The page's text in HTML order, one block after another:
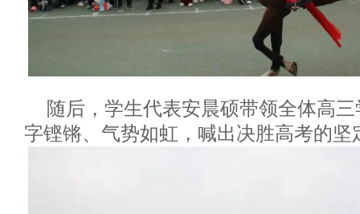
随后，学生代表安晨硕带领全体高
字铿锵、气势如虹，喊出决胜高考的坚